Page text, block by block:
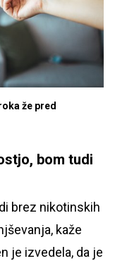
že pred
bom tudi
brez nikotinskih
kaže
je izvedela, da je